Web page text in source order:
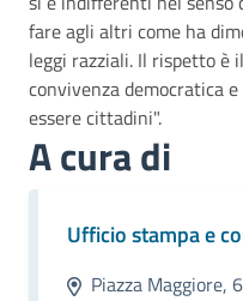
fare agli altri come ha
leggi razziali. Il rispetto è
convivenza democratica
essere cittadini".
A cura di
Ufficio stampa e
Piazza Maggiore, 6